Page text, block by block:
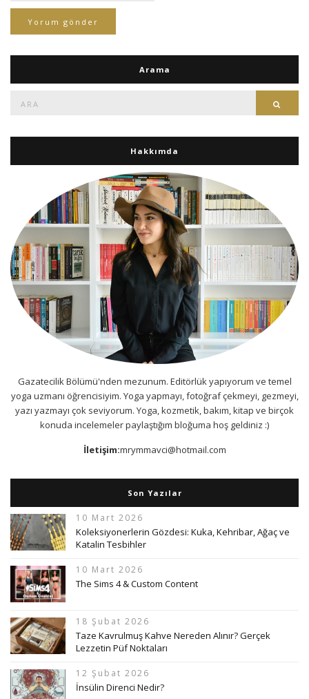
Arama
Hakkımda
Gazatecilik Bölümü'nden mezunum. Editörlük yapıyorum ve temel
yoga uzmanı öğrencisiyim. Yoga yapmayı, fotoğraf çekmeyi, gezmeyi,
yazı yazmayı çok seviyorum. Yoga, kozmetik, bakım, kitap ve birçok
konuda incelemeler paylaştığım bloğuma hoş geldiniz :)
İletişim:mrymmavci@hotmail.com
Son Yazılar
10 Mart 2026
Koleksiyonerlerin Gözdesi: Kuka, Kehribar, Ağaç ve
Katalin Tesbihler
10 Mart 2026
The Sims 4 & Custom Content
18 Şubat 2026
Taze Kavrulmuş Kahve Nereden Alınır? Gerçek
Lezzetin Püf Noktaları
12 Şubat 2026
İnsülin Direnci Nedir?